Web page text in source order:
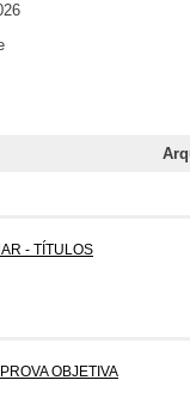
- TÍTULOS
OBJETIVA